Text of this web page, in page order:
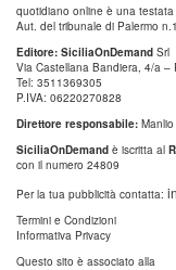
quotidiano online è una testata
Aut. del tribunale di Palermo
Editore: SiciliaOnDemand Srl
Via Castellana Bandiera, 4/a –
Tel: 3511369305
P.IVA: 06220270828
Direttore responsabile:
SiciliaOnDemand è iscritta al
con il numero 24809
Per la tua pubblicità contatta:
Termini e Condizioni
Informativa Privacy
Questo sito è associato alla